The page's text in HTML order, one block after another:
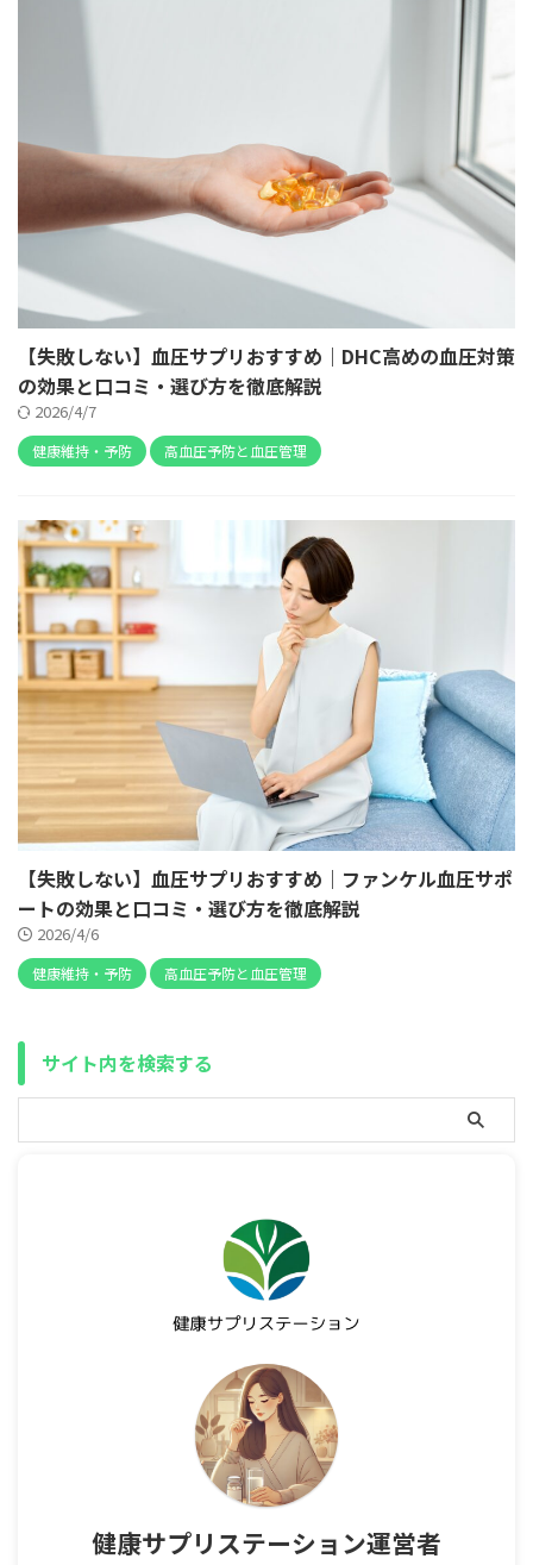
【失敗しない】血圧サプリおすすめ｜DHC高めの血圧対策
の効果と口コミ・選び方を徹底解説
2026/4/7
健康維持・予防 高血圧予防と血圧管理
【失敗しない】血圧サプリおすすめ｜ファンケル血圧サポ
ートの効果と口コミ・選び方を徹底解説
2026/4/6
健康維持・予防 高血圧予防と血圧管理
サイト内を検索する
健康サプリステーション運営者